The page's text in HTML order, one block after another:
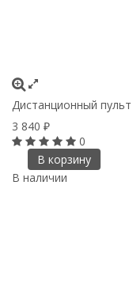
Дистанционный
3 840 ₽
0
В корзину
В наличии